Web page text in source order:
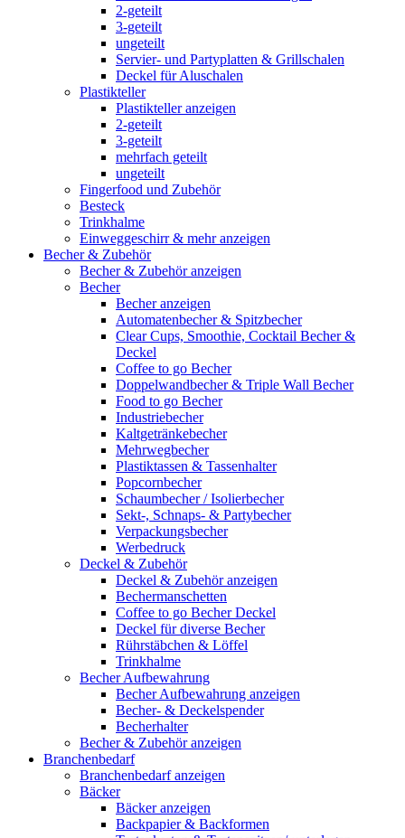
2-geteilt
3-geteilt
ungeteilt
Servier- und Partyplatten & Grillschalen
Deckel für Aluschalen
Plastikteller
Plastikteller anzeigen
2-geteilt
3-geteilt
mehrfach geteilt
ungeteilt
Fingerfood und Zubehör
Besteck
Trinkhalme
Einweggeschirr & mehr anzeigen
Becher & Zubehör
Becher & Zubehör anzeigen
Becher
Becher anzeigen
Automatenbecher & Spitzbecher
Clear Cups, Smoothie, Cocktail Becher &
Deckel
Coffee to go Becher
Doppelwandbecher & Triple Wall Becher
Food to go Becher
Industriebecher
Kaltgetränkebecher
Mehrwegbecher
Plastiktassen & Tassenhalter
Popcornbecher
Schaumbecher / Isolierbecher
Sekt-, Schnaps- & Partybecher
Verpackungsbecher
Werbedruck
Deckel & Zubehör
Deckel & Zubehör anzeigen
Bechermanschetten
Coffee to go Becher Deckel
Deckel für diverse Becher
Rührstäbchen & Löffel
Trinkhalme
Becher Aufbewahrung
Becher Aufbewahrung anzeigen
Becher- & Deckelspender
Becherhalter
Becher & Zubehör anzeigen
Branchenbedarf
Branchenbedarf anzeigen
Bäcker
Bäcker anzeigen
Backpapier & Backformen